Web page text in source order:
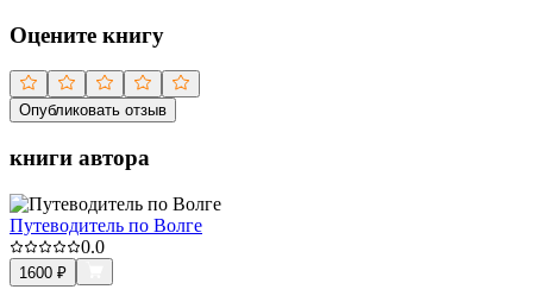
Оцените книгу
Опубликовать отзыв
книги автора
Путеводитель по Волге
0.0
1600 ₽